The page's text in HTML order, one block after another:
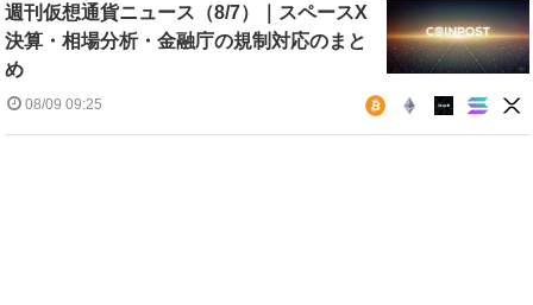
週刊仮想通貨ニュース（8/7）｜スペースX
決算・相場分析・金融庁の規制対応のまと
め
08/09 09:25